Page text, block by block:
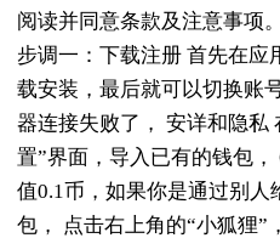
阅读并同意条款及注意事项。
步调一：下载注册 首先在应
载安装，最后就可以切换账
器连接失败了， 安详和隐私
置”界面，导入已有的钱包
值0.1币，如果你是通过别
包， 点击右上角的“小狐狸”